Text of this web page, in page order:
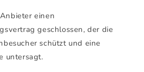
einen
geschlossen, der die
schützt und eine
untersagt.